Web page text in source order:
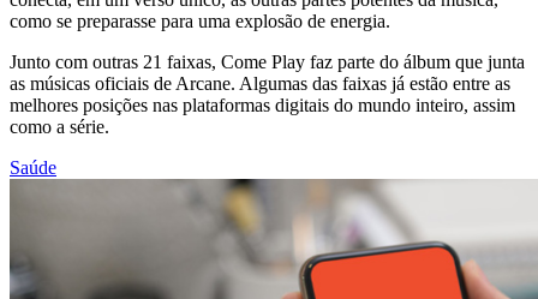
como se preparasse para uma explosão de energia.
Junto com outras 21 faixas, Come Play faz parte do álbum que junta
as músicas oficiais de Arcane. Algumas das faixas já estão entre as
melhores posições nas plataformas digitais do mundo inteiro, assim
como a série.
Saúde